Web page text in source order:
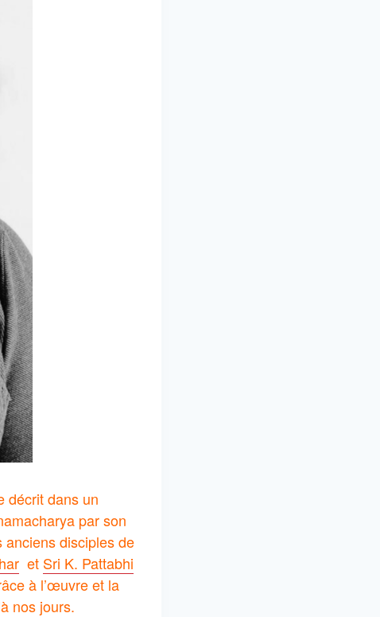
décrit dans un
par son
anciens disciples de
et Sri K. Pattabhi
à l’œuvre et la
nos jours.